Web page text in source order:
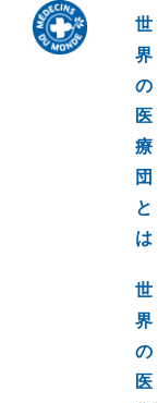
世
界
の
医
療
団
と
は
世
界
の
医